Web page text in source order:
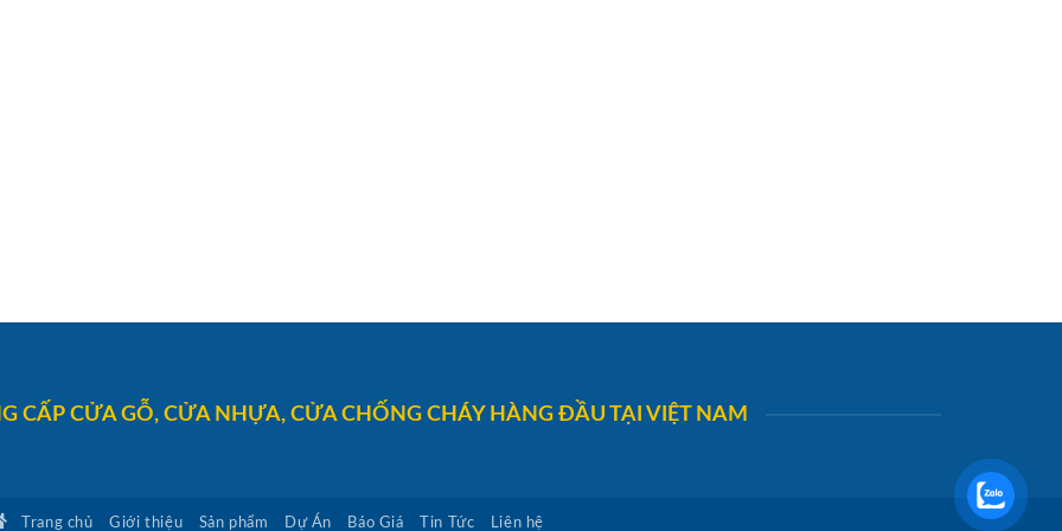
CẤP CỬA GỖ, CỬA NHỰA, CỬA CHỐNG CHÁY HÀNG ĐẦU TẠI VIỆT NAM
Trang chủ Giới thiệu Sản phẩm Dự Án Báo Giá Tin Tức Liên hệ